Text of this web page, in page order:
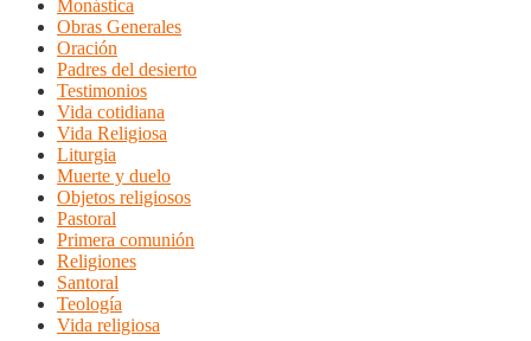
Monástica
Obras Generales
Oración
Padres del desierto
Testimonios
Vida cotidiana
Vida Religiosa
Liturgia
Muerte y duelo
Objetos religiosos
Pastoral
Primera comunión
Religiones
Santoral
Teología
Vida religiosa